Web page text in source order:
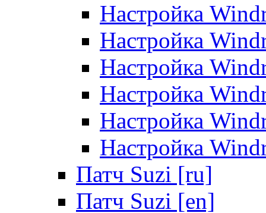
Настройка
Настройка
Настройка
Настройка
Настройка
Настройка
Патч Suzi [ru]
Патч Suzi [en]